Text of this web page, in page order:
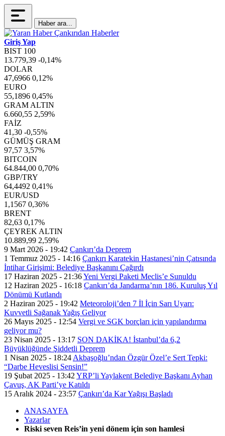
Haber ara...
Giriş Yap
BIST 100
13.779,39 -0,14%
DOLAR
47,6966 0,12%
EURO
55,1896 0,45%
GRAM ALTIN
6.660,55 2,59%
FAİZ
41,30 -0,55%
GÜMÜŞ GRAM
97,57 3,57%
BITCOIN
64.844,00 0,70%
GBP/TRY
64,4492 0,41%
EUR/USD
1,1567 0,36%
BRENT
82,63 0,17%
ÇEYREK ALTIN
10.889,99 2,59%
9 Mart 2026 - 19:42 Çankırı’da Deprem
1 Temmuz 2025 - 14:16 Çankırı Karatekin Hastanesi’nin Çatısında
İntihar Girişimi: Belediye Başkanını Çağırdı
17 Haziran 2025 - 21:36Yeni Vergi Paketi Meclis’e Sunuldu
12 Haziran 2025 - 16:18 Çankırı’da Jandarma’nın 186. Kuruluş Yıl
Dönümü Kutlandı
2 Haziran 2025 - 19:42 Meteoroloji’den 7 İl İçin Sarı Uyarı:
Kuvvetli Sağanak Yağış Geliyor
26 Mayıs 2025 - 12:54 Vergi ve SGK borçları için yapılandırma
geliyor mu?
23 Nisan 2025 - 13:17 SON DAKİKA! İstanbul’da 6,2
Büyüklüğünde Şiddetli Deprem
1 Nisan 2025 - 18:24 Akbaşoğlu’ndan Özgür Özel’e Sert Tepki:
“Darbe Heveslisi Sensin!”
19 Şubat 2025 - 13:42 YRP’li Yaylakent Belediye Başkanı Ayhan
Çavuş, AK Parti’ye Katıldı
15 Aralık 2024 - 23:57 Çankırı’da Kar Yağışı Başladı
ANASAYFA
Yazarlar
Riski seven Reis’in yeni dönem için son hamlesi